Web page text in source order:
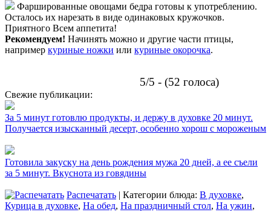
Фаршированные овощами бедра готовы к употреблению.
Осталось их нарезать в виде одинаковых кружочков.
Приятного Всем аппетита!
Рекомендуем! Начинять можно и другие части птицы,
например куриные ножки или куриные окорочка.
5/5 - (52 голоса)
Свежие публикации:
За 5 минут готовлю продукты, и держу в духовке 20 минут.
Получается изысканный десерт, особенно хорош с мороженым
Готовила закуску на день рождения мужа 20 дней, а ее съели
за 5 минут. Вкуснота из говядины
Распечатать | Категории блюда: В духовке,
Курица в духовке, На обед, На праздничный стол, На ужин,